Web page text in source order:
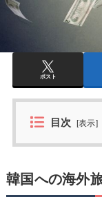
ポスト
目次 [表示]
韓国への海外